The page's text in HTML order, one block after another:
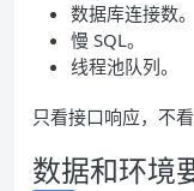
数据库连接数。
慢 SQL。
线程池队列。
只看接口响应，不
数据和环境